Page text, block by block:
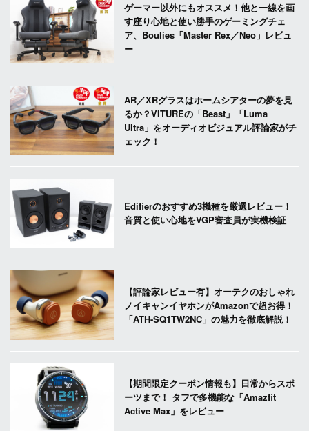
ゲーマー以外にもオススメ！他と一線を画
す座り心地と使い勝手のゲーミングチェ
ア、Boulies「Master Rex／Neo」レビュ
ー
AR／XRグラスはホームシアターの夢を見
るか？VITUREの「Beast」「Luma
Ultra」をオーディオビジュアル評論家がチ
ェック！
Edifierのおすすめ3機種を厳選レビュー！
音質と使い心地をVGP審査員が実機検証
【評論家レビュー有】オーテクのおしゃれ
ノイキャンイヤホンがAmazonで超お得！
「ATH-SQ1TW2NC」の魅力を徹底解説！
【期間限定クーポン情報も】日常からスポ
ーツまで！ タフで多機能な「Amazfit
Active Max」をレビュー